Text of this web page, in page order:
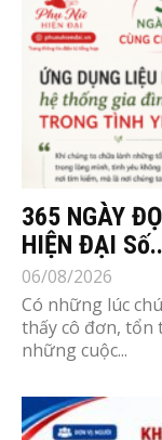
365 NGÀY
HIỆN ĐẠI
06/08/2026
Có những lúc
thấy cô đơn, tổn
những cuộc...